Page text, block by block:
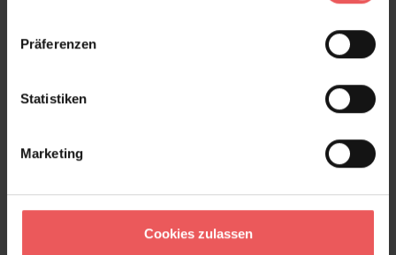
Präferenzen
Statistiken
Marketing
Cookies zulassen